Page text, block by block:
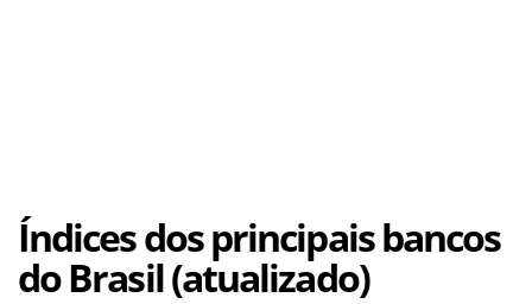
Índices dos principais bancos
do Brasil (atualizado)